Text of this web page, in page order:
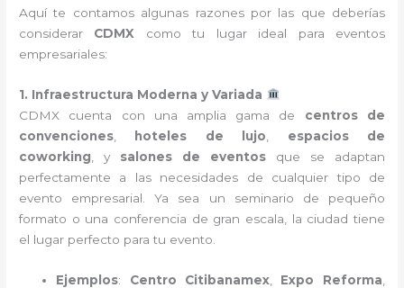
Aquí te contamos algunas razones por las que deberías
considerar CDMX como tu lugar ideal para eventos
empresariales:
1. Infraestructura Moderna y Variada
CDMX cuenta con una amplia gama de centros de
convenciones
hoteles de lujo
espacios de
coworking , y salones de eventos que se adaptan
perfectamente a las necesidades de cualquier tipo de
evento empresarial. Ya sea un seminario de pequeño
formato o una conferencia de gran escala, la ciudad tiene
el lugar perfecto para tu evento.
Ejemplos: Centro Citibanamex Expo Reforma